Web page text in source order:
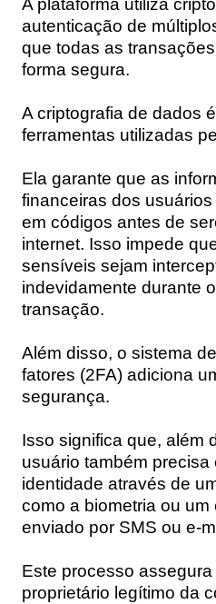
A plataforma utiliza
autenticação de
que todas as
forma segura.
A criptografia de dados
ferramentas utilizadas
Ela garante que as
financeiras dos
em códigos antes de
internet. Isso impede
sensíveis sejam
indevidamente durante
transação.
Além disso, o sistema
fatores (2FA) adiciona
segurança.
Isso significa que, além
usuário também precisa
identidade através de
como a biometria ou
enviado por SMS ou e-
Este processo
proprietário legítimo da